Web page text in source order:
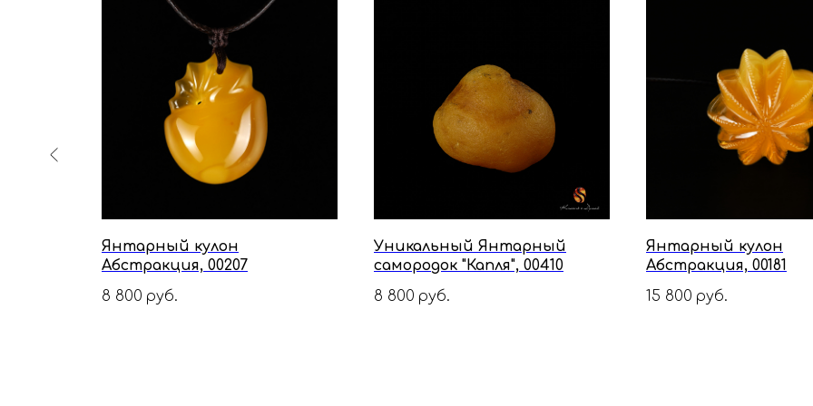
Янтарный кулон
Абстракция, 00207
8 800 руб.
Уникальный Янтарный
самородок "Капля", 00410
8 800 руб.
Янтарный кулон
Абстракция, 00181
15 800 руб.